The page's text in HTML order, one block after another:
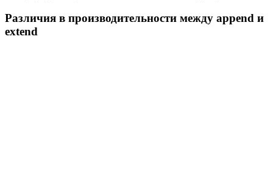
Различия в производительности между append и
extend